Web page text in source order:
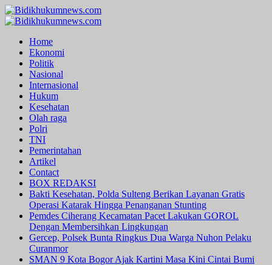
Skip
to
Primary
Home
Ekonomi
Politik
Nasional
Internasional
Hukum
Kesehatan
Olah raga
Polri
TNI
Pemerintahan
Artikel
Contact
BOX REDAKSI
Bakti Kesehatan, Polda Sulteng Berikan Layanan Gratis
Operasi Katarak Hingga Penanganan Stunting
Pemdes Ciherang Kecamatan Pacet Lakukan GOROL
Dengan Membersihkan Lingkungan
Gercep, Polsek Bunta Ringkus Dua Warga Nuhon Pelaku
Curanmor
SMAN 9 Kota Bogor Ajak Kartini Masa Kini Cintai Bumi